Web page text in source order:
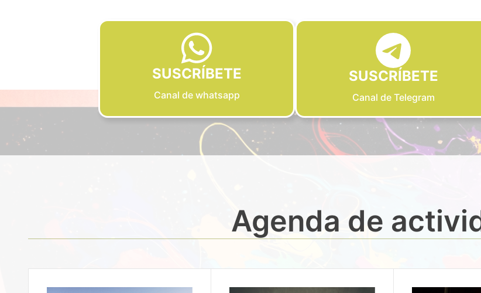
SUSCRÍBETE
Canal de whatsapp
SUSCRÍBETE
Canal de Telegram
Agenda de